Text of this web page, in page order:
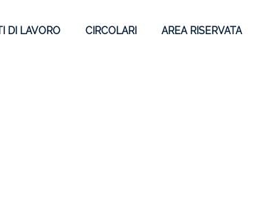
DI LAVORO CIRCOLARI AREA RISERVATA